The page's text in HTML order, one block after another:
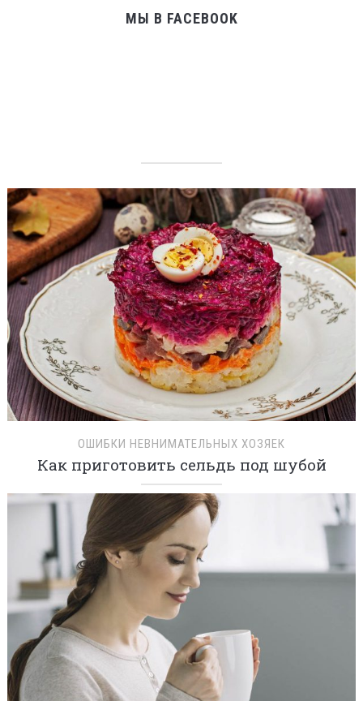
МЫ В FACEBOOK
ОШИБКИ НЕВНИМАТЕЛЬНЫХ ХОЗЯЕК
Как приготовить сельдь под шубой